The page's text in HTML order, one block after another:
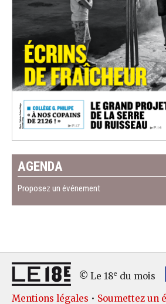
AGENDA
Proposez un événement
© Le 18e du mois
Mentions légales • Soumettez un